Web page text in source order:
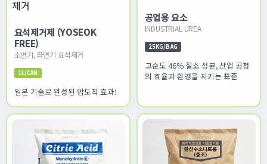
요석제거제 (YOSEOK
FREE)
소변기, 좌변기 요석제거
1L/CAN
일본 기술로 완성된 압도적 효과!
공업용 요소
INDUSTRIAL UREA
25KG/BAG
고순도 46% 질소 성분, 산업 공정
의 효율과 환경을 지키는 표준